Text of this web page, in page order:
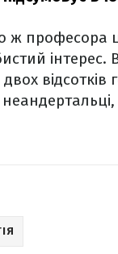
ж професора
інтерес.
відсотків